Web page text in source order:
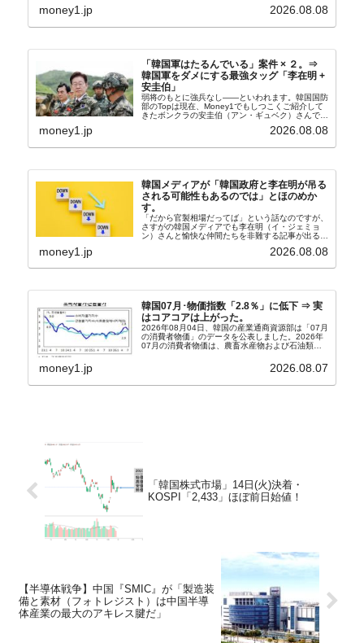
たといわれます（後述）。これは、いわゆる「塩田
money1.jp 2026.08.08
「韓国軍はたるんでいる」案件 × ２。⇒
韓国軍をダメにする最強タッグ「李在明 +
安圭伯」
弱将のもとに強兵なし――といわれます。韓国国防
部のTopは現在、Money1でもしつこくご紹介して
きたボンクラの安圭伯（アン・ギュベク）さんで
さんと「韓国初の文官上がり」の国防部長官安圭伯
money1.jp 2026.08.08
韓国メディアが「韓国政府と李在明が吊る
される可能性もあるのでは」とほのめか
す。
「だから官製相場だってば」という話なのですが、
さすがの韓国メディアでも李在明（イ・ジェミョ
ン）さんと愉快な仲間たちを非難する記事が出るよ
『朝鮮日報』に面白い記事が出ています。「東西南
money1.jp 2026.08.08
韓国07月･物価指数「2.8％」に低下 ⇒ 実
はコアコアは上がった。
2026年08月04日、韓国の産業通商資源部は「07月
の消費者物価」のデータを公表しました。2026年
07月の消費者物価は、農畜水産物および石油類の
2.8％上昇（06月は3.2％）となり、上昇率は前...
money1.jp 2026.08.07
「韓国株式市場」14日(火)決着・
KOSPI「2,433」ほぼ前日始値！
【半導体戦争】中国『SMIC』が「製造装
備と素材（フォトレジスト）は中国半導
体産業の最大のアキレス腱だ」